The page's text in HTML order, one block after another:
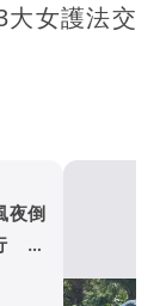
女護法交
夜倒
家